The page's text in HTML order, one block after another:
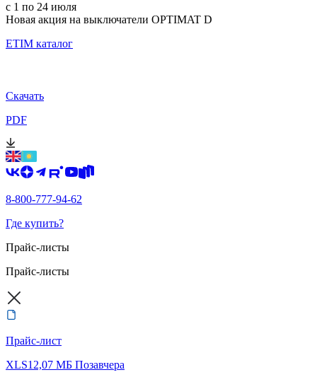
с 1 по 24 июля
Новая акция на выключатели OPTIMAT D
ETIM каталог
Скачать
PDF
8-800-777-94-62
Где купить?
Прайс-листы
Прайс-листы
Прайс-лист
XLS12,07 МБ Позавчера